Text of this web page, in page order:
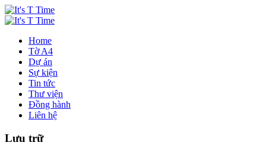
Home
Tờ A4
Dự án
Sự kiện
Tin tức
Thư viện
Đồng hành
Liên hệ
Lưu trữ